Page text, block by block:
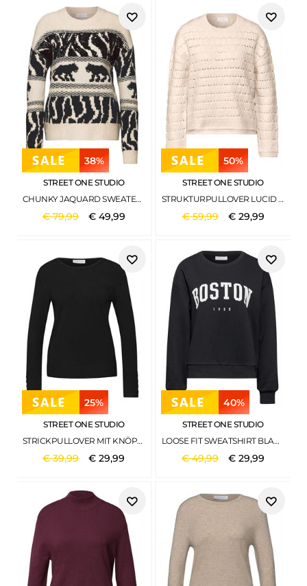
38%
STREET ONE STUDIO
CHUNKY JAQUARD SWEATER SOFT BEIGE
€79,99 € 49,99
50%
STREET ONE STUDIO
STRUKTURPULLOVER LUCID WHITE
€59,99 € 29,99
25%
STREET ONE STUDIO
STRICKPULLOVER MIT KNÖPFEN BLACK
€39,99 €29,99
40%
STREET ONE STUDIO
LOOSE FIT SWEATSHIRT BLACK
€49,99 €29,99